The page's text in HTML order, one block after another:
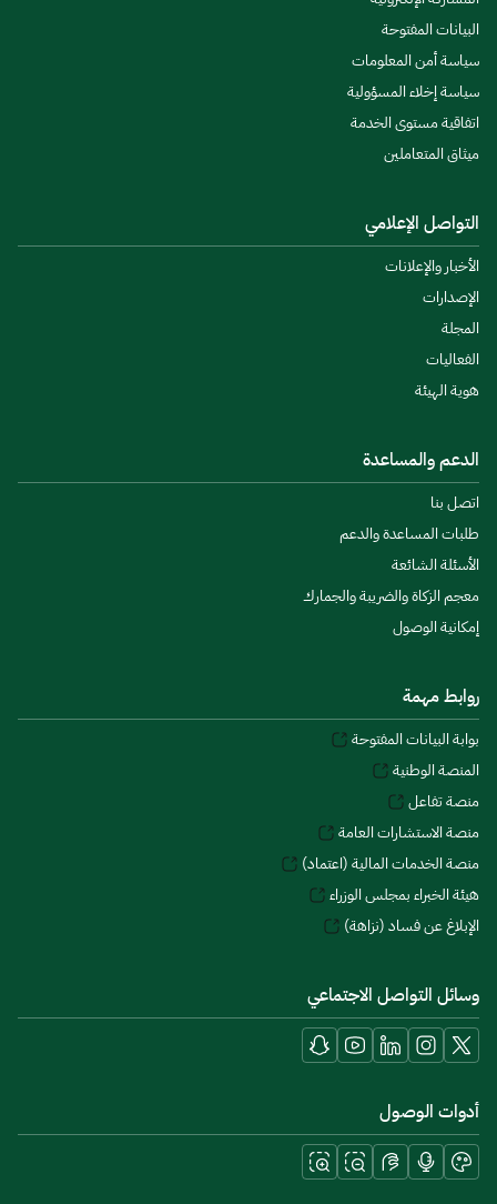
البيانات المفتوحة
سياسة أمن المعلومات
سياسة إخلاء المسؤولية
اتفاقية مستوى الخدمة
ميثاق المتعاملين
التواصل الإعلامي
الأخبار والإعلانات
الإصدارات
المجلة
الفعاليات
هوية الهيئة
الدعم والمساعدة
اتصل بنا
طلبات المساعدة والدعم
الأسئلة الشائعة
معجم الزكاة والضريبة والجمارك
إمكانية الوصول
روابط مهمة
بوابة البيانات المفتوحة
المنصة الوطنية
منصة تفاعل
منصة الاستشارات العامة
منصة الخدمات المالية (اعتماد)
هيئة الخبراء بمجلس الوزراء
الإبلاغ عن فساد (نزاهة)
وسائل التواصل الاجتماعي
أدوات الوصول